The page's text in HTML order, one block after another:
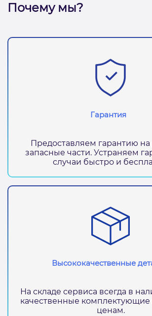
Почему мы?
Гарантия
Предоставляем гарантию
запасные части. Устраняем
случаи быстро и
Высококачественные
На складе сервиса всегда в
качественные
ценам.